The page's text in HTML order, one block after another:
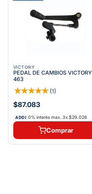
VICTORY
PEDAL DE CAMBIOS VICTORY
463
★★★★★ (1)
$87.083
ADDI 0% interés max. 3x$29.028
Comprar